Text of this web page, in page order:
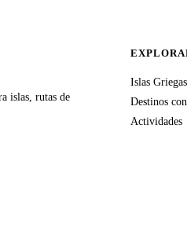
islas, rutas de
Islas Griegas
Destinos
Actividades